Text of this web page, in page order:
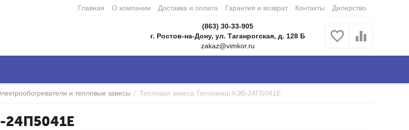
Главная О компании Доставка и оплата Гарантия и возврат Контакты Дилерство
(863) 30-33-905
г. Ростов-на-Дону, ул. Таганрогская, д. 128 Б
zakaz@vimkor.ru
и тепловые завесы / Тепловая завеса Тепломаш КЭВ-24П5041Е
24П5041Е